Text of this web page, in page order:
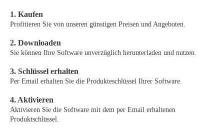
1. Kaufen
Profitieren Sie von unseren günstigen Preisen und Angeboten.
2. Downloaden
Sie können Ihre Software unverzüglich herunterladen und nutzen.
3. Schlüssel erhalten
Per Email erhalten Sie die Produkteschlüssel Ihrer Software.
4. Aktivieren
Aktivieren Sie die Software mit dem per Email erhaltenen
Produktschlüssel.